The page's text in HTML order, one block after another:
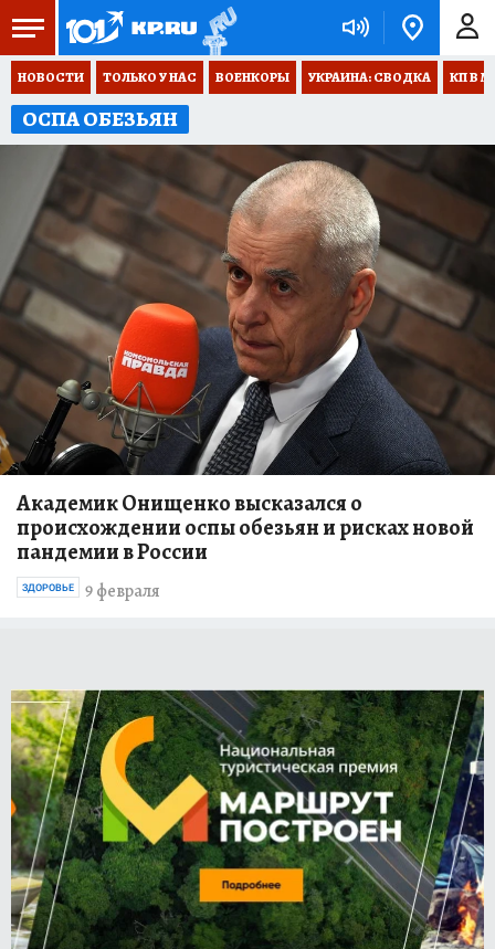
НОВОСТИ ТОЛЬКО У НАС ВОЕНКОРЫ УКРАИНА: СВОДКА КП В
ОСПА ОБЕЗЬЯН
Академик Онищенко высказался о
происхождении оспы обезьян и рисках новой
пандемии в России
9 февраля
ЗДОРОВЬЕ